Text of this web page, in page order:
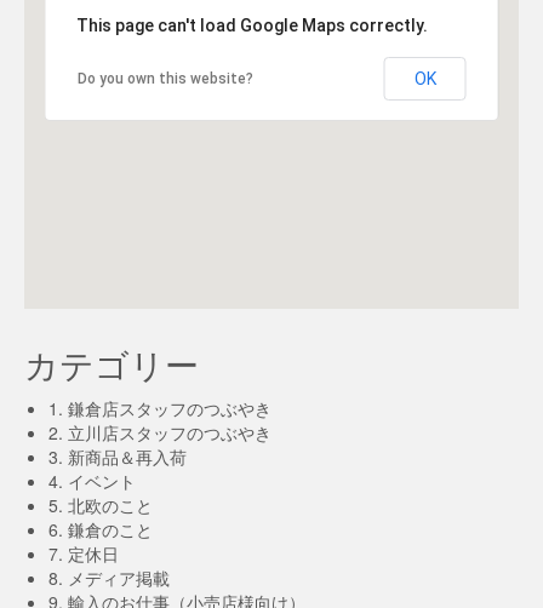
This page can't load Google Maps correctly.
Do you own this website? OK
カテゴリー
1. 鎌倉店スタッフのつぶやき
2. 立川店スタッフのつぶやき
3. 新商品＆再入荷
4. イベント
5. 北欧のこと
6. 鎌倉のこと
7. 定休日
8. メディア掲載
9. 輸入のお仕事（小売店様向け）